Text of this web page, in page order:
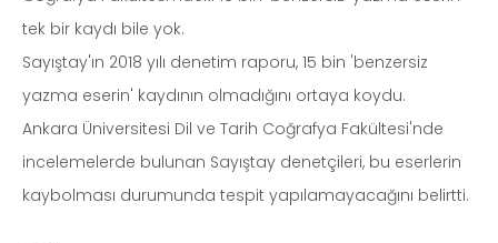
tek bir kaydı bile yok.
Sayıştay'ın 2018 yılı denetim raporu, 15 bin 'benzersiz
yazma eserin' kaydının olmadığını ortaya koydu.
Ankara Üniversitesi Dil ve Tarih Coğrafya Fakültesi'nde
incelemelerde bulunan Sayıştay denetçileri, bu eserlerin
kaybolması durumunda tespit yapılamayacağını belirtti.